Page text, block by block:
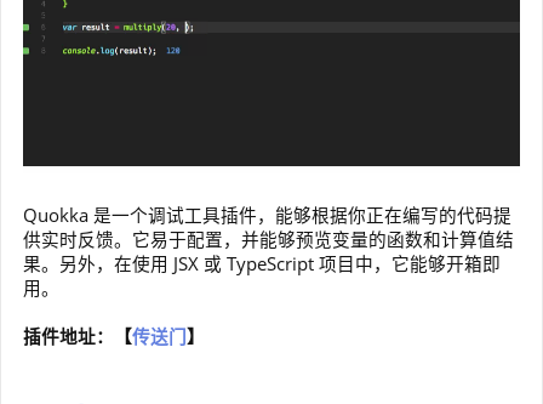
Quokka 是一个调试工具插件，能够根据你正在编写的代码提
供实时反馈。它易于配置，并能够预览变量的函数和计算值结
果。另外，在使用 JSX 或 TypeScript 项目中，它能够开箱即
用。
插件地址：【传送门】